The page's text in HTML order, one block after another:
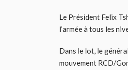
Le Président Felix
l’armée à tous les
Dans le lot, le
mouvement RCD/